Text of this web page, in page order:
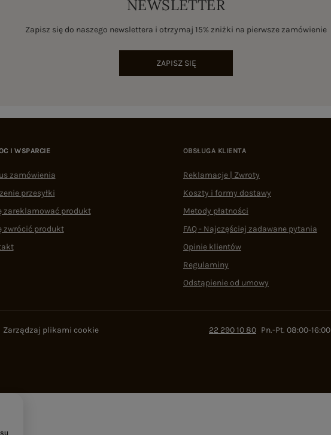
NEWSLETTER
Zapisz się do naszego newslettera i otrzymaj 15% zniżki na pierwsze zamówienie
ZAPISZ SIĘ
I WSPARCIE
zamówienia
przesyłki
zareklamować produkt
zwrócić produkt
OBSŁUGA KLIENTA
Reklamacje | Zwroty
Koszty i formy dostawy
Metody płatności
FAQ - Najczęściej zadawane pytania
Opinie klientów
Regulaminy
Odstąpienie od umowy
Zarządzaj plikami cookie 22 290 10 80 Pn.-Pt. 08:00-16:00